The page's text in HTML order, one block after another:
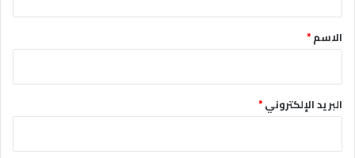
*الاسم*
البريد الإلكتروني*